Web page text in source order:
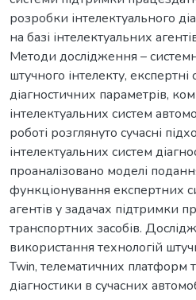
розробки інтелектуального
на базі інтелектуальних
Методи дослідження –
штучного інтелекту, експертні
діагностичних параметрів,
інтелектуальних систем
роботі розглянуто сучасні
інтелектуальних систем
проаналізовано моделі
функціонування експертних
агентів у задачах підтримки
транспортних засобів.
використання технологій
Twin, телематичних платформ
діагностики в сучасних